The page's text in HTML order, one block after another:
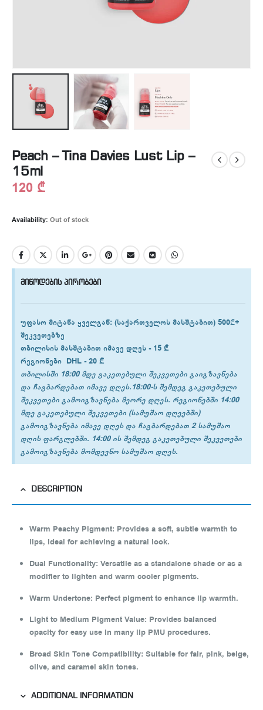
Peach – Tina Davies Lust Lip –
15ml
120 ₾
Availability: Out of stock
მიწოდების პირობები
უფასო მიტანა ყველგან: (საქართველოს მასშტაბით) 500₾+
შეკვეთებზე
თბილისის მასშტაბით იმავე დღეს -15 ₾
რეგიონები DHL -20 ₾
თბილისში 18:00 მდე გაკეთებული შეკვეთები გაიგზავნება
და ჩაგბარდებათ იმავე დღეს.18:00-ს შემდეგ გაკეთებული
შეკვეთები გამოიგზავნება მეორე დღეს. რეგიონებში 14:00
მდე გაკეთებული შეკვეთები (სამუშაო დღეებში)
გამოიგზავნება იმავე დღეს და ჩაგბარდებათ 2 სამუშაო
დღის ფარგლებში. 14:00 ის შემდეგ გაკეთებული შეკვეთები
გამოიგზავნება მომდევნო სამუშაო დღეს.
DESCRIPTION
Warm Peachy Pigment: Provides a soft, subtle warmth to
lips, ideal for achieving a natural look.
Dual Functionality: Versatile as a standalone shade or as a
modifier to lighten and warm cooler pigments.
Warm Undertone: Perfect pigment to enhance lip warmth.
Light to Medium Pigment Value: Provides balanced
opacity for easy use in many lip PMU procedures.
Broad Skin Tone Compatibility: Suitable for fair, pink, beige,
olive, and caramel skin tones.
ADDITIONAL INFORMATION